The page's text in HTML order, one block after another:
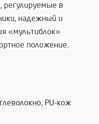
регулируемые в
надежный и
«мультиблок»
положение.
PU-кож